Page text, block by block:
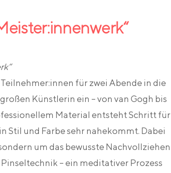
für zwei Abende in die
Künstlerin ein – von van Gogh bis
Material entsteht Schritt für
Stil und Farbe sehr nahekommt. Dabei
um das bewusste Nachvollziehen
– ein meditativer Prozess